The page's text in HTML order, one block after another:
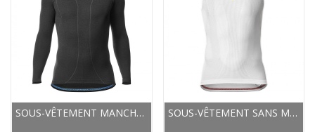
SOUS-VÊTEMENT MANCHES LONGUES MAVIC COLD RIDE+... SOUS-VÊTEMENT SANS MANCHES MAVIC HOT RIDE SL BLANC